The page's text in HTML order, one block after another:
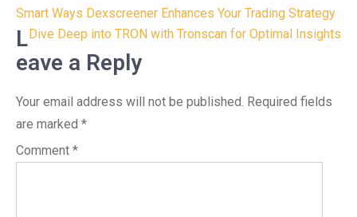
Post
navigation
Smart Ways Dexscreener Enhances Your Trading Strategy
Dive Deep into TRON with Tronscan for Optimal Insights
L
eave a Reply
Your email address will not be published. Required fields
are marked *
Comment *